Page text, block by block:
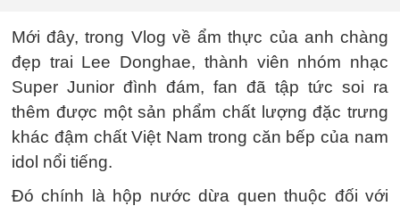
Mới đây, trong Vlog về ẩm thực của anh chàng
đẹp trai Lee Donghae, thành viên nhóm nhạc
Super Junior đình đám, fan đã tập tức soi ra
thêm được một sản phẩm chất lượng đặc trưng
khác đậm chất Việt Nam trong căn bếp của nam
idol nổi tiếng.
Đó chính là hộp nước dừa quen thuộc đối với